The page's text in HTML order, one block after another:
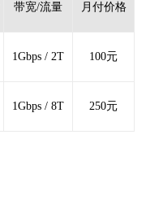
带宽/流量 月付价格
1Gbps / 2T 100元
1Gbps / 8T 250元